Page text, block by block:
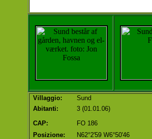
Villaggio: Sund
Abitanti:
3 (01.01.06)
CAP:
FO 186
Posizione:
N62°2'59 W6°50'46